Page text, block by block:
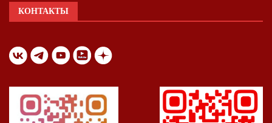
КОНТАКТЫ